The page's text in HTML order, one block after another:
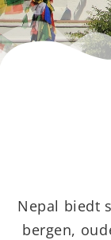
Nepal biedt
bergen,